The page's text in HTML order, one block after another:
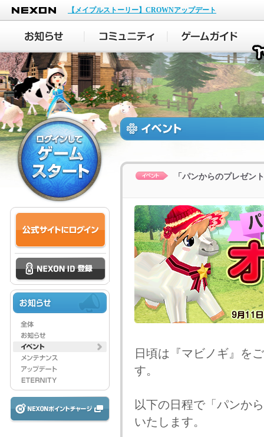
NEXON
【メイプルストーリー】CROWNアップデート
「パンからのプレゼン
日頃は『マビノギ』を
す。
以下の日程で「パンか
いたします。